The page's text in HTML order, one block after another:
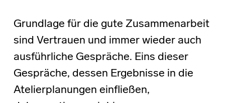
Grundlage für die gute Zusammenarbeit
sind Vertrauen und immer wieder auch
ausführliche Gespräche. Eins dieser
Gespräche, dessen Ergebnisse in die
Atelierplanungen einfließen,